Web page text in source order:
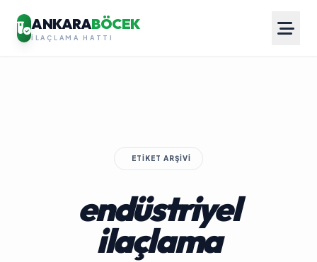
ANKARABÖCEK
İLAÇLAMA HATTI
ETIKET ARŞIVI
endüstriyel
ilaçlama